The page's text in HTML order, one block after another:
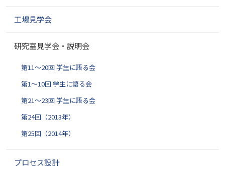
工場見学会
研究室見学会・説明会
第11～20回 学生に語る会
第1～10回 学生に語る会
第21～23回 学生に語る会
第24回（2013年）
第25回（2014年）
プロセス設計